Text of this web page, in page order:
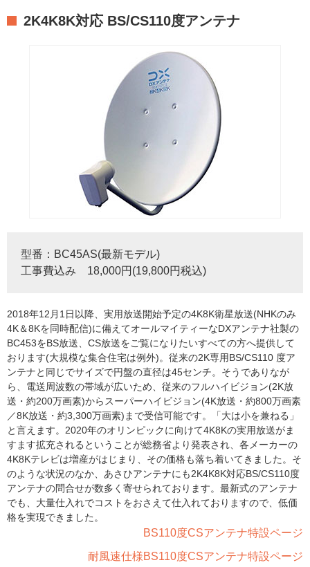
2K4K8K対応 BS/CS110度アンテナ
型番：BC45AS(最新モデル)
工事費込み 18,000円(19,800円税込)
2018年12月1日以降、実用放送開始予定の4K8K衛星放送(NHKのみ
4K＆8Kを同時配信)に備えてオールマイティーなDXアンテナ社製の
BC453をBS放送、CS放送をご覧になりたいすべての方へ提供して
おります(大規模な集合住宅は例外)。従来の2K専用BS/CS110 度ア
ンテナと同じでサイズで円盤の直径は45センチ。そうでありなが
ら、電送周波数の帯域が広いため、従来のフルハイビジョン(2K放
送・約200万画素)からスーパーハイビジョン(4K放送・約800万画素
／8K放送・約3,300万画素)まで受信可能です。「大は小を兼ねる」
と言えます。2020年のオリンピックに向けて4K8Kの実用放送がま
すます拡充されるということが総務省より発表され、各メーカーの
4K8Kテレビは増産がはじまり、その価格も落ち着いてきました。そ
のような状況のなか、あさひアンテナにも2K4K8K対応BS/CS110度
アンテナの問合せが数多く寄せられております。最新式のアンテナ
でも、大量仕入れでコストをおさえて仕入れておりますので、低価
格を実現できました。
BS110度CSアンテナ特設ページ
耐風速仕様BS110度CSアンテナ特設ページ